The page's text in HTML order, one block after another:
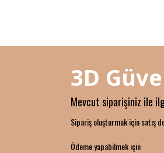
3D
Mevcut siparişiniz ile
Sipariş oluşturmak için satış
Ödeme yapabilmek için